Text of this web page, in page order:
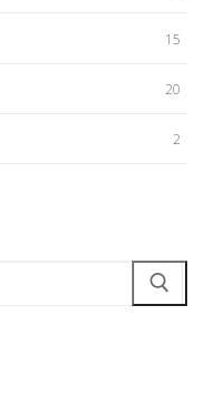
15
20
2